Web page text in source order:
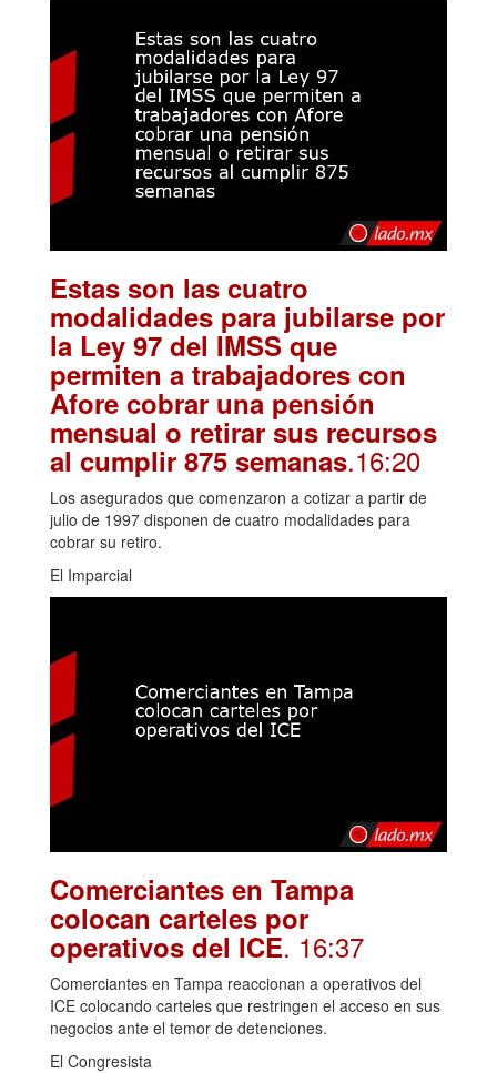
Estas son las cuatro
modalidades para jubilarse por
la Ley 97 del IMSS que
permiten a trabajadores con
Afore cobrar una pensión
mensual o retirar sus recursos
al cumplir 875 semanas.16:20
Los asegurados que comenzaron a cotizar a partir de
julio de 1997 disponen de cuatro modalidades para
cobrar su retiro.
El Imparcial
Comerciantes en Tampa
colocan carteles por
operativos del ICE. 16:37
Comerciantes en Tampa reaccionan a operativos del
ICE colocando carteles que restringen el acceso en sus
negocios ante el temor de detenciones.
El Congresista